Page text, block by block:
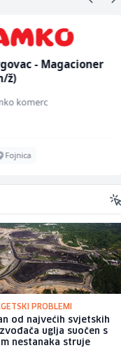
- Magacioner
ž)
komerc
Fojnica
PROBLEMI
od najvećih svjetskih
uglja suočen s
nestanaka struje